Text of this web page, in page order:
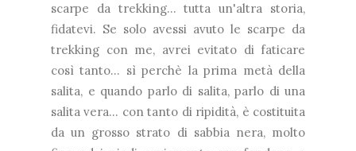
scarpe da trekking... tutta un'altra storia,
fidatevi. Se solo avessi avuto le scarpe da
trekking con me, avrei evitato di faticare
così tanto... sì perchè la prima metà della
salita, e quando parlo di salita, parlo di una
salita vera... con tanto di ripidità, è costituita
da un grosso strato di sabbia nera, molto